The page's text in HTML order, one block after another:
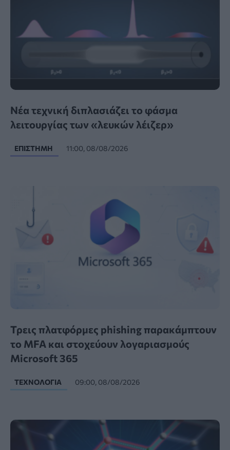
Νέα τεχνική διπλασιάζει το φάσμα
λειτουργίας των «λευκών λέιζερ»
ΕΠΙΣΤΉΜΗ 11:00, 08/08/2026
Τρεις πλατφόρμες phishing παρακάμπτουν
το MFA και στοχεύουν λογαριασμούς
Microsoft 365
ΤΕΧΝΟΛΟΓΊΑ 09:00, 08/08/2026